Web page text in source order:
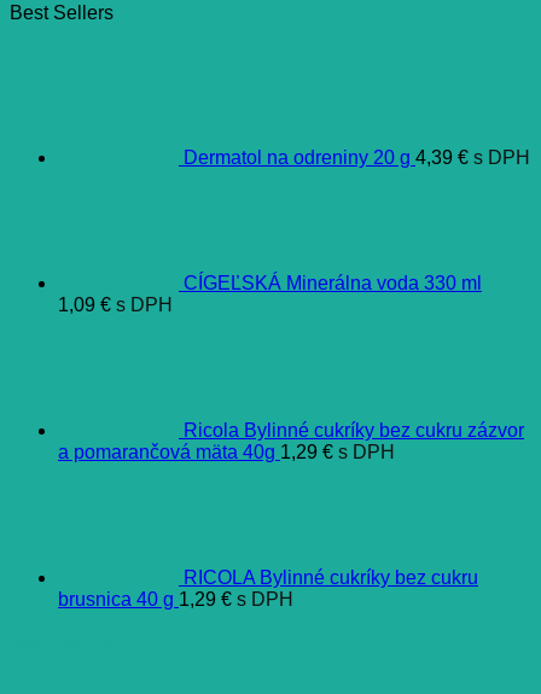
Best Sellers
Dermatol na odreniny 20 g 4,39 € s DPH
CÍGEĽSKÁ Minerálna voda 330 ml
1,09 € s DPH
Ricola Bylinné cukríky bez cukru zázvor
a pomarančová mäta 40g 1,29 € s DPH
RICOLA Bylinné cukríky bez cukru
brusnica 40 g 1,29 € s DPH